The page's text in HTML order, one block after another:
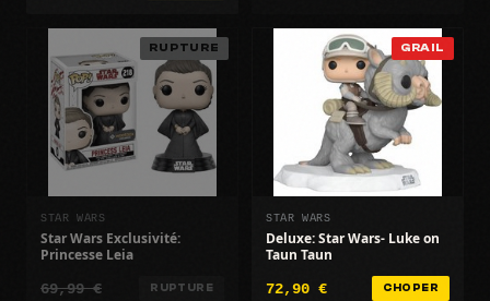
RUPTURE
STAR WARS
Star Wars Exclusivité:
Princesse Leia
69,99 € RUPTURE
GRAIL
STAR WARS
Deluxe: Star Wars- Luke on
Taun Taun
72,90 € CHOPER